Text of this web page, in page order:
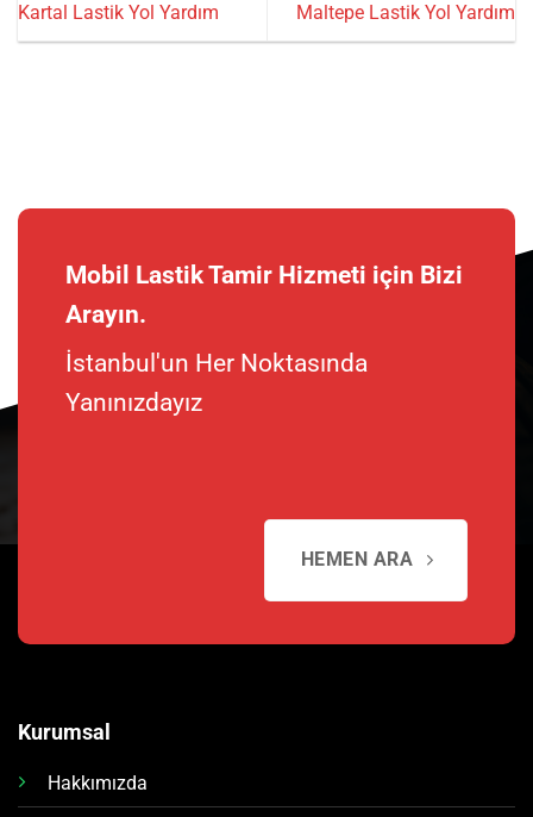
Kartal Lastik Yol Yardım Maltepe Lastik Yol Yardım
Mobil Lastik Tamir Hizmeti için Bizi
Arayın.
İstanbul'un Her Noktasında
Yanınızdayız
HEMEN ARA
Kurumsal
Hakkımızda